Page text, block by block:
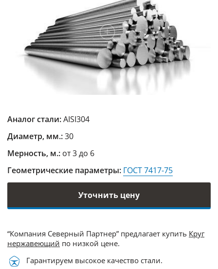
Аналог стали:AISI304
Диаметр, мм.:30
Мерность, м.: от 3 до 6
Геометрические параметры: ГОСТ 7417-75
Уточнить цену
“Компания Северный Партнер” предлагает купить Круг
нержавеющий по низкой цене.
Гарантируем высокое качество стали.